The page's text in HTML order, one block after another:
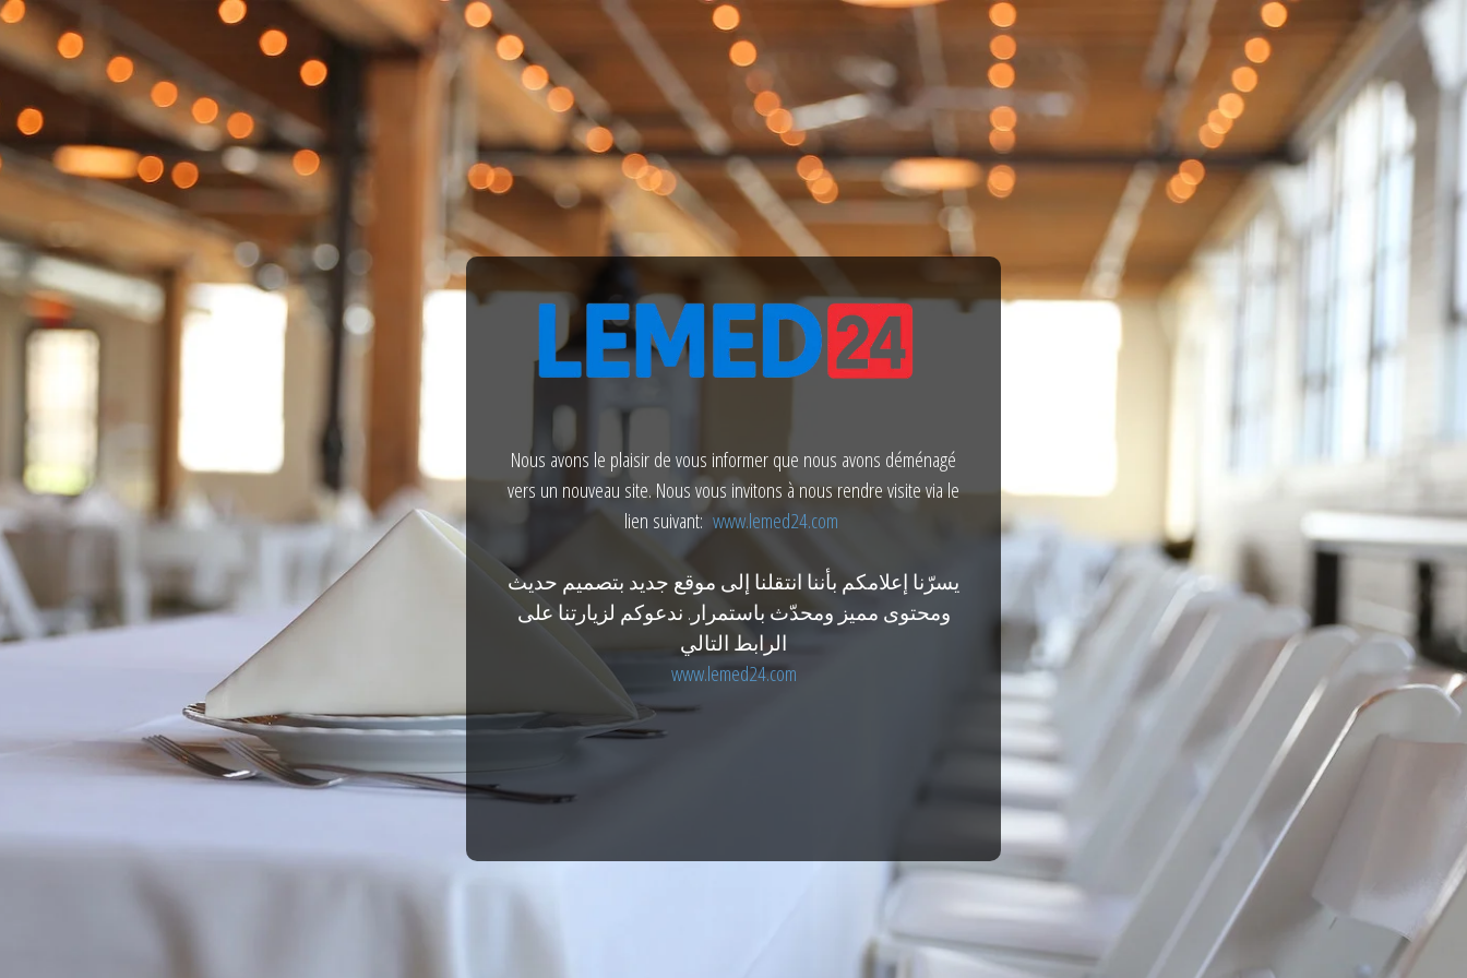
Nous avons le plaisir de vous informer que nous avons déménagé
vers un nouveau site. Nous vous invitons à nous rendre visite via le
lien suivant: www.lemed24.com
يسرّنا إعلامكم بأننا انتقلنا إلى موقع جديد بتصميم حديث
ومحتوى مميز ومحدّث باستمرار. ندعوكم لزيارتنا على
الرابط التالي
www.lemed24.com